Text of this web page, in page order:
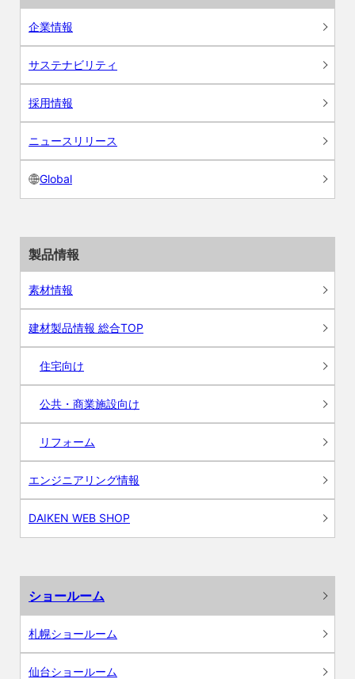
企業情報
サステナビリティ
採用情報
ニュースリリース
Global
製品情報
素材情報
建材製品情報 総合TOP
住宅向け
公共・商業施設向け
リフォーム
エンジニアリング情報
DAIKEN WEB SHOP
ショールーム
札幌ショールーム
仙台ショールーム